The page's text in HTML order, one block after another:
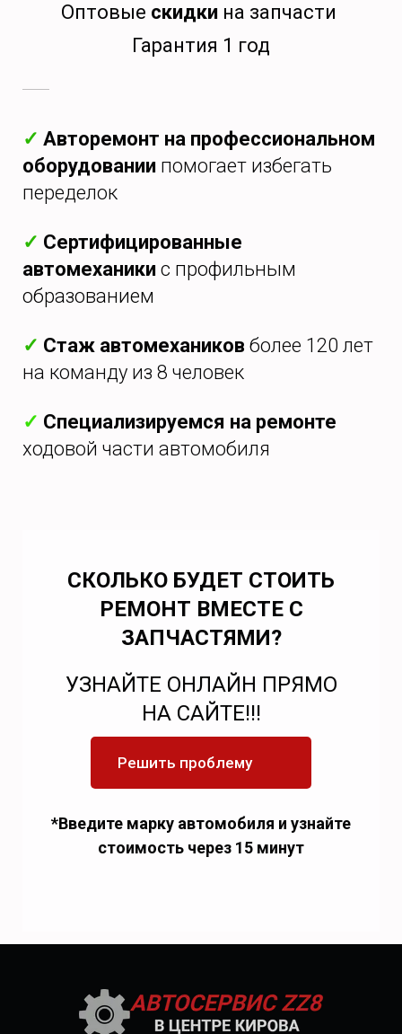
Оптовые скидки на запчасти
Гарантия 1 год
✓ Авторемонт на профессиональном
оборудовании помогает избегать
переделок
✓ Сертифицированные
автомеханики с профильным
образованием
✓ Стаж автомехаников более 120 лет
на команду из 8 человек
✓ Специализируемся на ремонте
ходовой части автомобиля
СКОЛЬКО БУДЕТ СТОИТЬ
РЕМОНТ ВМЕСТЕ С
ЗАПЧАСТЯМИ?
УЗНАЙТЕ ОНЛАЙН ПРЯМО
НА САЙТЕ!!!
Решить проблему
*Введите марку автомобиля и узнайте
стоимость через 15 минут